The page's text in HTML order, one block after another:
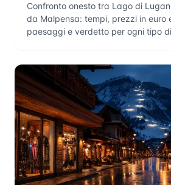
Confronto onesto tra Lago di
da Malpensa: tempi, prezzi in euro
paesaggi e verdetto per ogni tipo